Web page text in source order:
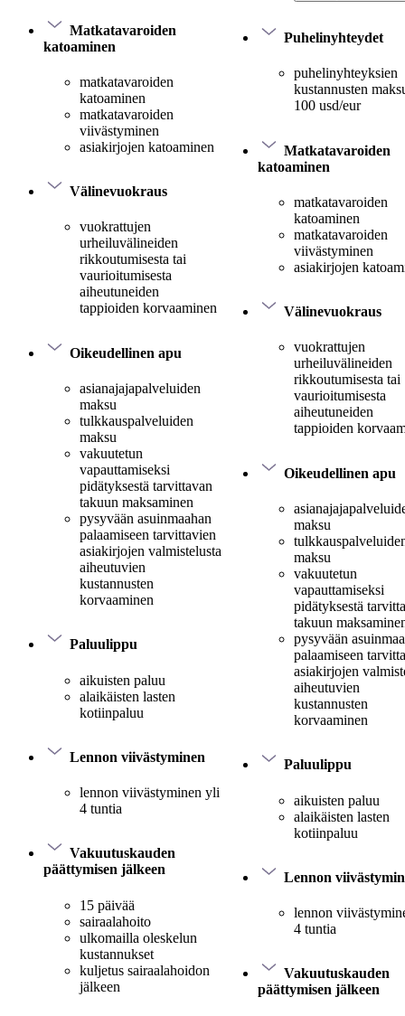
Matkatavaroiden
katoaminen
matkatavaroiden
katoaminen
matkatavaroiden
viivästyminen
asiakirjojen katoaminen
Välinevuokraus
vuokrattujen
urheiluvälineiden
rikkoutumisesta tai
vaurioitumisesta
aiheutuneiden
tappioiden korvaaminen
Oikeudellinen apu
asianajajapalveluiden
maksu
tulkkauspalveluiden
maksu
vakuutetun
vapauttamiseksi
pidätyksestä tarvittavan
takuun maksaminen
pysyvään asuinmaahan
palaamiseen tarvittavien
asiakirjojen valmistelusta
aiheutuvien
kustannusten
korvaaminen
Paluulippu
aikuisten paluu
alaikäisten lasten
kotiinpaluu
Lennon viivästyminen
lennon viivästyminen yli
4 tuntia
Vakuutuskauden
päättymisen jälkeen
15 päivää
sairaalahoito
ulkomailla oleskelun
kustannukset
kuljetus sairaalahoidon
jälkeen
Puhelinyhteydet
puhelinyhteyksien
kustannusten
100 usd/eur
Matkatavaroiden
katoaminen
matkatavaroiden
katoaminen
matkatavaroiden
viivästyminen
asiakirjojen
Välinevuokraus
vuokrattujen
urheiluvälineiden
rikkoutumisesta tai
vaurioitumisesta
aiheutuneiden
tappioiden
Oikeudellinen apu
maksu
maksu
vakuutetun
vapauttamiseksi
pidätyksestä
takuun
pysyvään
palaamiseen
asiakirjojen
aiheutuvien
kustannusten
korvaaminen
Paluulippu
aikuisten paluu
alaikäisten lasten
kotiinpaluu
Lennon
lennon
4 tuntia
Vakuutuskauden
päättymisen jälkeen